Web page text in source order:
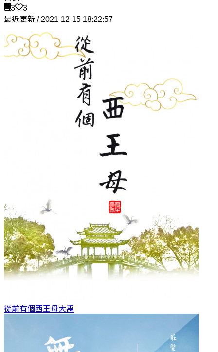
3
3
最近更新 / 2021-12-15 18:22:57
從前有個西王母大禹